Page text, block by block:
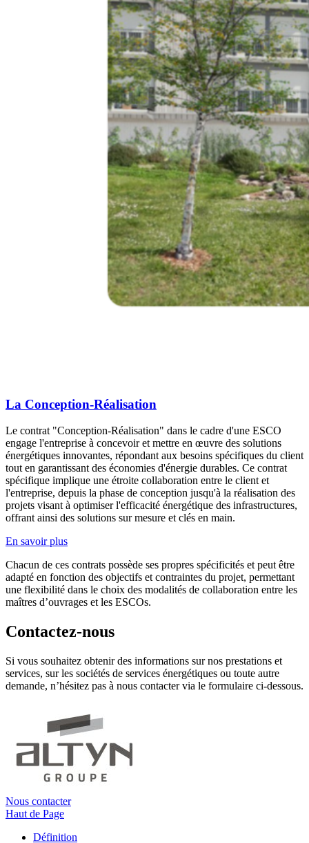
La Conception-Réalisation
Le contrat "Conception-Réalisation" dans le cadre d'une ESCO
engage l'entreprise à concevoir et mettre en œuvre des solutions
énergétiques innovantes, répondant aux besoins spécifiques du client
tout en garantissant des économies d'énergie durables. Ce contrat
spécifique implique une étroite collaboration entre le client et
l'entreprise, depuis la phase de conception jusqu'à la réalisation des
projets visant à optimiser l'efficacité énergétique des infrastructures,
offrant ainsi des solutions sur mesure et clés en main.
En savoir plus
Chacun de ces contrats possède ses propres spécificités et peut être
adapté en fonction des objectifs et contraintes du projet, permettant
une flexibilité dans le choix des modalités de collaboration entre les
maîtres d’ouvrages et les ESCOs.
Contactez-nous
Si vous souhaitez obtenir des informations sur nos prestations et
services, sur les sociétés de services énergétiques ou toute autre
demande, n’hésitez pas à nous contacter via le formulaire ci-dessous.
Nous contacter
Haut de Page
Définition